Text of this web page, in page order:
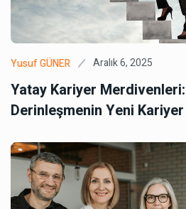
Yusuf GÜNER Aralık 6, 2025
Yatay Kariyer
Derinleşmenin Yeni Kariyer